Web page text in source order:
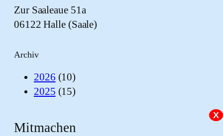
Zur Saaleaue 51a
06122 Halle (Saale)
Archiv
2026 (10)
2025 (15)
X
Mitmachen